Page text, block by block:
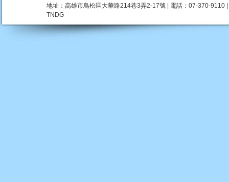
地址：高雄市鳥松區大華路214巷3弄2-17號 | 電話：07-370-
TNDG